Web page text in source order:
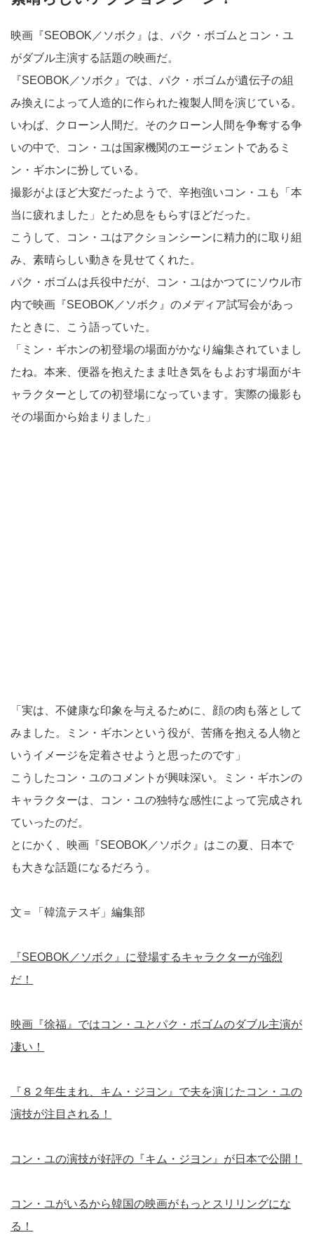
映画『SEOBOK／ソボク』は、パク・ボゴムとコン・ユ
がダブル主演する話題の映画だ。
『SEOBOK／ソボク』では、パク・ボゴムが遺伝子の組
み換えによって人造的に作られた複製人間を演じている。
いわば、クローン人間だ。そのクローン人間を争奪する争
いの中で、コン・ユは国家機関のエージェントであるミ
ン・ギホンに扮している。
撮影がよほど大変だったようで、辛抱強いコン・ユも「本
当に疲れました」とため息をもらすほどだった。
こうして、コン・ユはアクションシーンに精力的に取り組
み、素晴らしい動きを見せてくれた。
パク・ボゴムは兵役中だが、コン・ユはかつてにソウル市
内で映画『SEOBOK／ソボク』のメディア試写会があっ
たときに、こう語っていた。
「ミン・ギホンの初登場の場面がかなり編集されていまし
たね。本来、便器を抱えたまま吐き気をもよおす場面がキ
ャラクターとしての初登場になっています。実際の撮影も
その場面から始まりました」
「実は、不健康な印象を与えるために、顔の肉も落として
みました。ミン・ギホンという役が、苦痛を抱える人物と
いうイメージを定着させようと思ったのです」
こうしたコン・ユのコメントが興味深い。ミン・ギホンの
キャラクターは、コン・ユの独特な感性によって完成され
ていったのだ。
とにかく、映画『SEOBOK／ソボク』はこの夏、日本で
も大きな話題になるだろう。
文＝「韓流テスギ」編集部
『SEOBOK／ソボク』に登場するキャラクターが強烈
だ！
映画『徐福』ではコン・ユとパク・ボゴムのダブル主演が
凄い！
『８２年生まれ、キム・ジヨン』で夫を演じたコン・ユの
演技が注目される！
コン・ユの演技が好評の『キム・ジヨン』が日本で公開！
コン・ユがいるから韓国の映画がもっとスリリングにな
る！